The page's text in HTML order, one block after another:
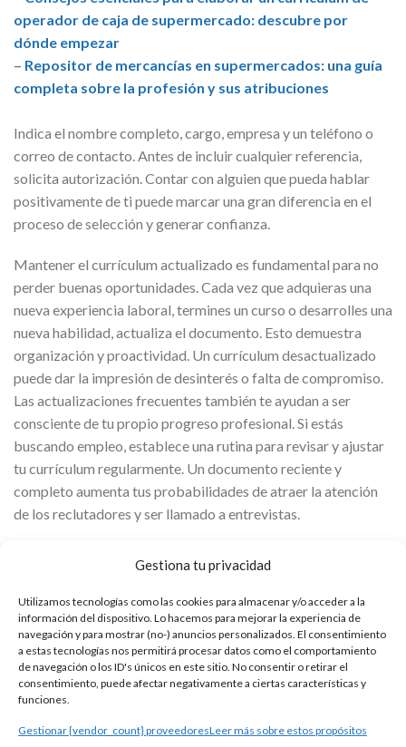
Gestiona tu privacidad
Utilizamos tecnologías como las cookies para almacenar y/o acceder a la
información del dispositivo. Lo hacemos para mejorar la experiencia de
navegación y para mostrar (no-) anuncios personalizados. El consentimiento
a estas tecnologías nos permitirá procesar datos como el comportamiento
de navegación o los ID's únicos en este sitio. No consentir o retirar el
consentimiento, puede afectar negativamente a ciertas características y
funciones.
Gestionar {vendor_count} proveedoresLeer más sobre estos propósitos
operador de caja de supermercado: descubre por
dónde empezar
– Repositor de mercancías en supermercados: una guía
completa sobre la profesión y sus atribuciones
Indica el nombre completo, cargo, empresa y un teléfono o
correo de contacto. Antes de incluir cualquier referencia,
solicita autorización. Contar con alguien que pueda hablar
positivamente de ti puede marcar una gran diferencia en el
proceso de selección y generar confianza.
Mantener el currículum actualizado es fundamental para no
perder buenas oportunidades. Cada vez que adquieras una
nueva experiencia laboral, termines un curso o desarrolles una
nueva habilidad, actualiza el documento. Esto demuestra
organización y proactividad. Un currículum desactualizado
puede dar la impresión de desinterés o falta de compromiso.
Las actualizaciones frecuentes también te ayudan a ser
consciente de tu propio progreso profesional. Si estás
buscando empleo, establece una rutina para revisar y ajustar
tu currículum regularmente. Un documento reciente y
completo aumenta tus probabilidades de atraer la atención
de los reclutadores y ser llamado a entrevistas.
adecuadamente para la entrevista de trabajo. Investiga sobre
la empresa a la que deseas postularte, conoce sus valores,
servicios y características. Practica respuestas a preguntas
comunes como tus puntos fuertes, desafíos anteriores y
motivos por los que deseas el puesto. Viste adecuadamente,
con ropa limpia y discreta. Muestra educación, puntualidad y
demostrar personalmente lo que el currículum indicó. Una